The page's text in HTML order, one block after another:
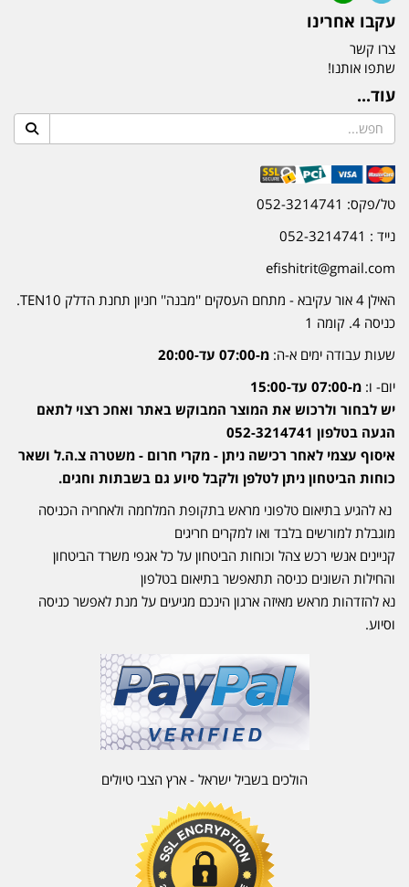
עקבו אחרינו
צרו קשר
שתפו אותנו!
עוד...
טל/פקס: 052-3214741
נייד : 052-3214741
efishitrit@gmail.com
האילן 4 אור עקיבא - מתחם העסקים ''מבנה'' חניון תחנת הדלק TEN10.
כניסה 4. קומה 1
שעות עבודה ימים א-ה: מ-07:00 עד-20:00
יום- ו: מ-07:00 עד-15:00
יש לבחור ולרכוש את המוצר המבוקש באתר ואחכ רצוי לתאם
הגעה בטלפון 052-3214741
איסוף עצמי לאחר רכישה ניתן - מקרי חרום - משטרה צ.ה.ל ושאר
כוחות הביטחון ניתן לטלפן ולקבל סיוע גם בשבתות וחגים.
נא להגיע בתיאום טלפוני מראש בתקופת המלחמה ולאחריה הכניסה
מוגבלת למורשים בלבד ואו למקרים חריגים
קניינים אנשי רכש צהל וכוחות הביטחון על כל אגפי משרד הביטחון
והחילות השונים כניסה תתאפשר בתיאום בטלפון
נא להזדהות מראש מאיזה ארגון הינכם מגיעים על מנת לאפשר כניסה
וסיוע.
הולכים בשביל ישראל - ארץ הצבי טיולים